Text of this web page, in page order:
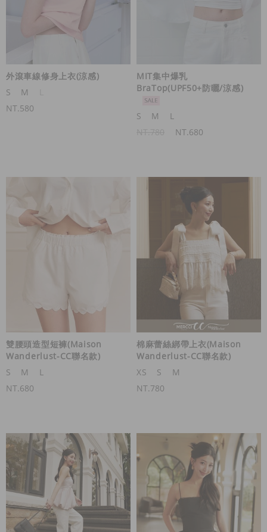
外滾車線修身上衣(涼感)
S
M
NT.580
MIT集中爆乳
BraTop(UPF50+防曬/涼感)
S M
L
NT.680
雙腰頭造型短褲(Maison
Wanderlust-CC聯名款)
S
M
L
NT.680
棉麻蕾絲綁帶上衣(Maison
Wanderlust-CC聯名款)
XS
S
M
NT.780